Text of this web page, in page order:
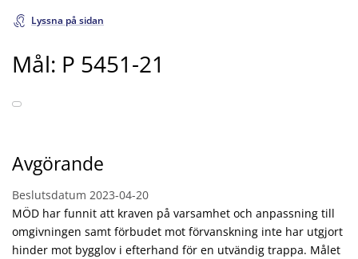
Lyssna på sidan
Mål: P 5451-21
Avgörande
Beslutsdatum 2023-04-20
MÖD har funnit att kraven på varsamhet och anpassning till
omgivningen samt förbudet mot förvanskning inte har utgjort
hinder mot bygglov i efterhand för en utvändig trappa. Målet